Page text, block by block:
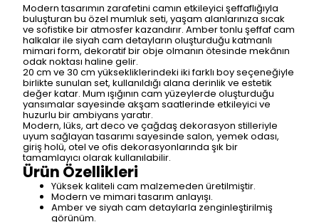
Modern tasarımın zarafetini camın etkileyici şeffaflığıyla
buluşturan bu özel mumluk seti, yaşam alanlarınıza sıcak
ve sofistike bir atmosfer kazandırır. Amber tonlu şeffaf cam
halkalar ile siyah cam detayların oluşturduğu katmanlı
mimari form, dekoratif bir obje olmanın ötesinde mekânın
odak noktası haline gelir.
20 cm ve 30 cm yüksekliklerindeki iki farklı boy seçeneğiyle
birlikte sunulan set, kullanıldığı alana derinlik ve estetik
değer katar. Mum ışığının cam yüzeylerde oluşturduğu
yansımalar sayesinde akşam saatlerinde etkileyici ve
huzurlu bir ambiyans yaratır.
Modern, lüks, art deco ve çağdaş dekorasyon stilleriyle
uyum sağlayan tasarımı sayesinde salon, yemek odası,
giriş holü, otel ve ofis dekorasyonlarında şık bir
tamamlayıcı olarak kullanılabilir.
Ürün Özellikleri
Yüksek kaliteli cam malzemeden üretilmiştir.
Modern ve mimari tasarım anlayışı.
Amber ve siyah cam detaylarla zenginleştirilmiş
görünüm.